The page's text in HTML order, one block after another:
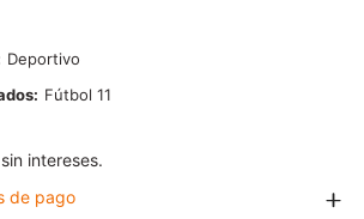
Deportivo
Fútbol 11
sin intereses.
de pago